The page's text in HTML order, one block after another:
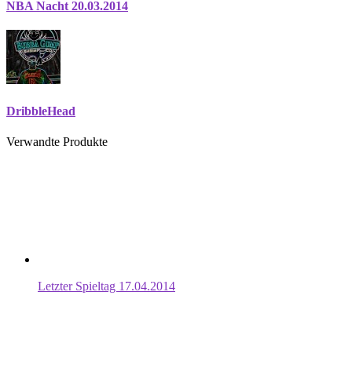
NBA Nacht 20.03.2014
DribbleHead
Verwandte Produkte
Letzter Spieltag 17.04.2014